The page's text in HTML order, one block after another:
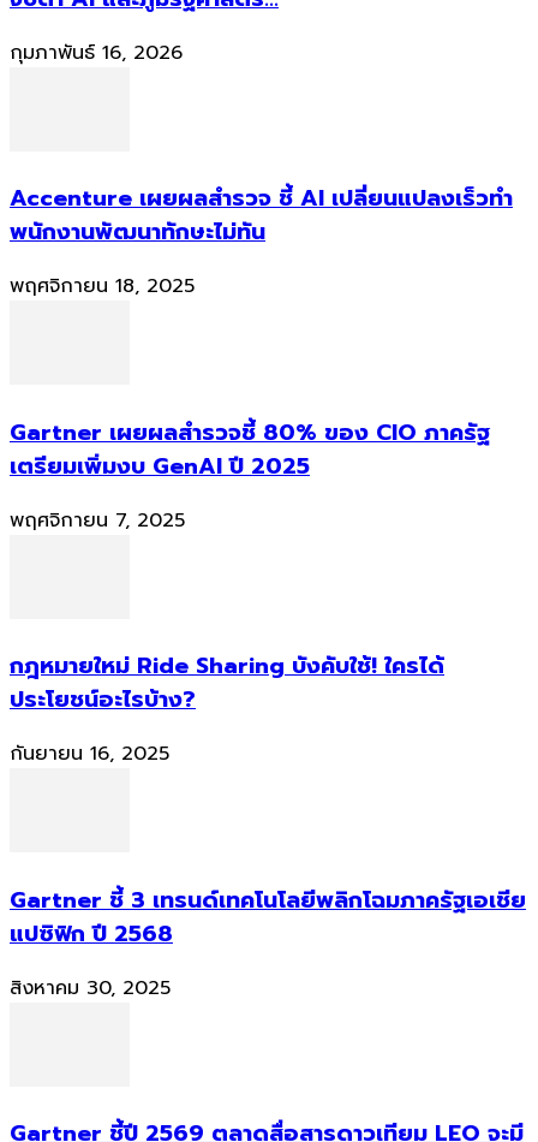
กุมภาพันธ์ 16, 2026
Accenture เผยผลสำรวจ ชี้ AI เปลี่ยนแปลงเร็วทำ
พนักงานพัฒนาทักษะไม่ทัน
พฤศจิกายน 18, 2025
Gartner เผยผลสำรวจชี้ 80% ของ CIO ภาครัฐ
เตรียมเพิ่มงบ GenAI ปี 2025
พฤศจิกายน 7, 2025
กฎหมายใหม่ Ride Sharing บังคับใช้! ใครได้
ประโยชน์อะไรบ้าง?
กันยายน 16, 2025
Gartner ชี้ 3 เทรนด์เทคโนโลยีพลิกโฉมภาครัฐเอเชีย
แปซิฟิก ปี 2568
สิงหาคม 30, 2025
Gartner ชี้ปี 2569 ตลาดสื่อสารดาวเทียม LEO จะมี